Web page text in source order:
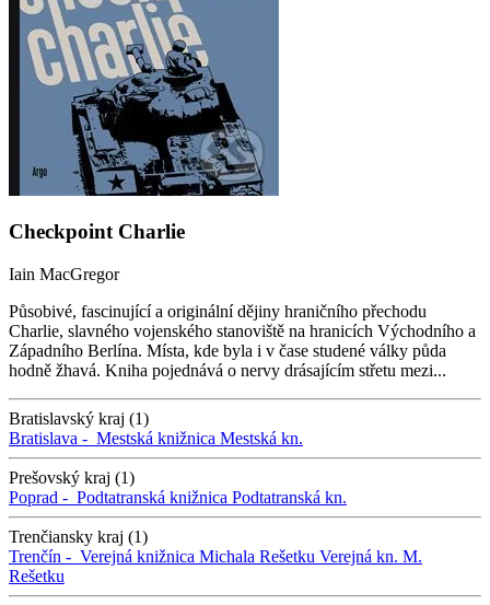
Checkpoint Charlie
Iain MacGregor
Působivé, fascinující a originální dějiny hraničního přechodu
Charlie, slavného vojenského stanoviště na hranicích Východního a
Západního Berlína. Místa, kde byla i v čase studené války půda
hodně žhavá. Kniha pojednává o nervy drásajícím střetu mezi...
Bratislavský kraj (1)
Bratislava - Mestská knižnica Mestská kn.
Prešovský kraj (1)
Poprad - Podtatranská knižnica Podtatranská kn.
Trenčiansky kraj (1)
Trenčín - Verejná knižnica Michala Rešetku Verejná kn. M.
Rešetku